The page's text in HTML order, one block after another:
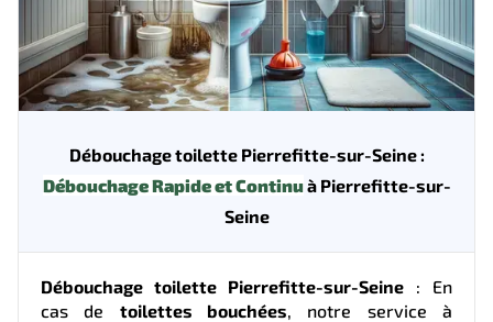
Débouchage toilette Pierrefitte-sur-Seine :
Débouchage Rapide et Continuà Pierrefitte-sur-
Seine
Débouchage toilette Pierrefitte-sur-Seine : En
cas de toilettes bouchées, notre service à